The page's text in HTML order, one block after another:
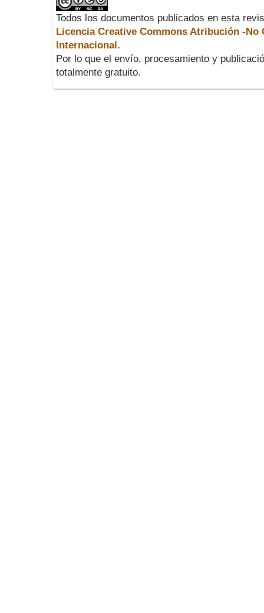
Todos los documentos publicados en esta
Licencia Creative Commons Atribución -
Internacional.
Por lo que el envío, procesamiento y
totalmente gratuito.